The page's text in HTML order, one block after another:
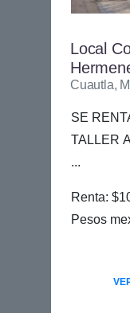
Local
Cuautla,
SE
TALLER
...
Renta:
Pesos